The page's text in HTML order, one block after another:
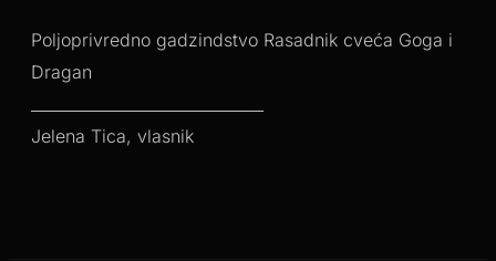
Poljoprivredno gadzindstvo Rasadnik cveća Goga i
Dragan
Jelena Tica, vlasnik